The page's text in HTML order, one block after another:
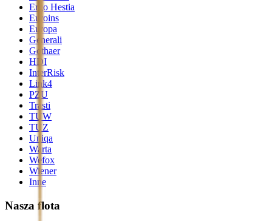
Ergo Hestia
Euroins
Europa
Generali
Gothaer
HDI
InterRisk
Link4
PZU
Trasti
TUW
TUZ
Uniqa
Warta
Wefox
Wiener
Inne
Nasza flota